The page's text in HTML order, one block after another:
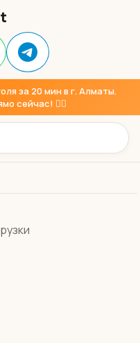
за 20 мин в г. Алматы.
сейчас! 👇🏼